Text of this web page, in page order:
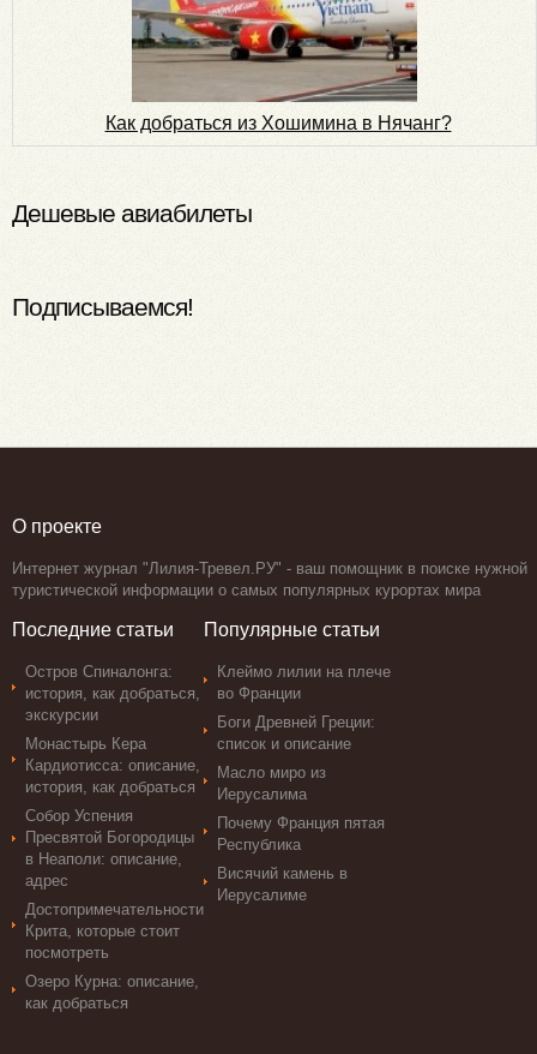
Как добраться из Хошимина в Нячанг?
Дешевые авиабилеты
Подписываемся!
О проекте
Интернет журнал "Лилия-Тревел.РУ" - ваш помощник в поиске нужной
туристической информации о самых популярных курортах мира
Последние статьи
Остров Спиналонга:
история, как добраться,
экскурсии
Монастырь Кера
Кардиотисса: описание,
история, как добраться
Собор Успения
Пресвятой Богородицы
в Неаполи: описание,
адрес
Достопримечательности
Крита, которые стоит
посмотреть
Озеро Курна: описание,
как добраться
Популярные статьи
Клеймо лилии на плече
во Франции
Боги Древней Греции:
список и описание
Масло миро из
Иерусалима
Почему Франция пятая
Республика
Висячий камень в
Иерусалиме